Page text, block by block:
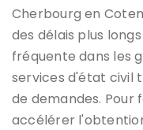
Cherbourg en
des délais plus
fréquente dans les
services d'état civil
de demandes.
accélérer